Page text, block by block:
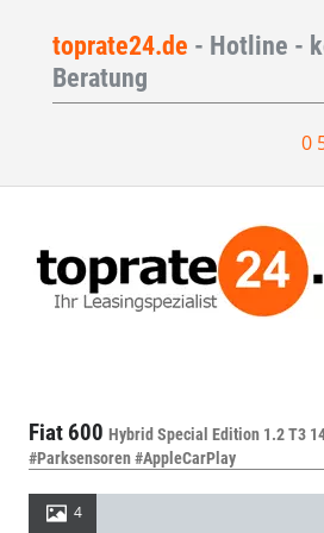
toprate24.de - Hotline -
Beratung
0
Fiat 600 Hybrid Special Edition 1.2 T3
#Parksensoren #AppleCarPlay
4